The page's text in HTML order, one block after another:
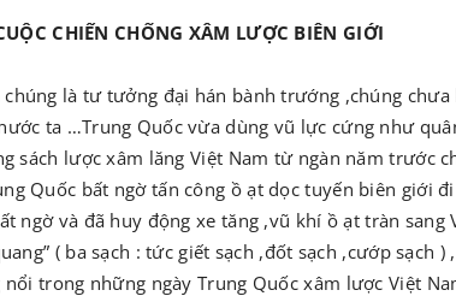
CHIẾN CHỐNG XÂM LƯỢC BIÊN GIỚI
là tư tưởng đại hán bành trướng ,chúng
ta …Trung Quốc vừa dùng vũ lực cứng như
sách lược xâm lăng Việt Nam từ ngàn năm trước
Quốc bất ngờ tấn công ồ ạt dọc tuyến biên giới
ngờ và đã huy động xe tăng ,vũ khí ồ ạt tràn sang
( ba sạch : tức giết sạch ,đốt sạch ,cướp sạch
trong những ngày Trung Quốc xâm lược Việt